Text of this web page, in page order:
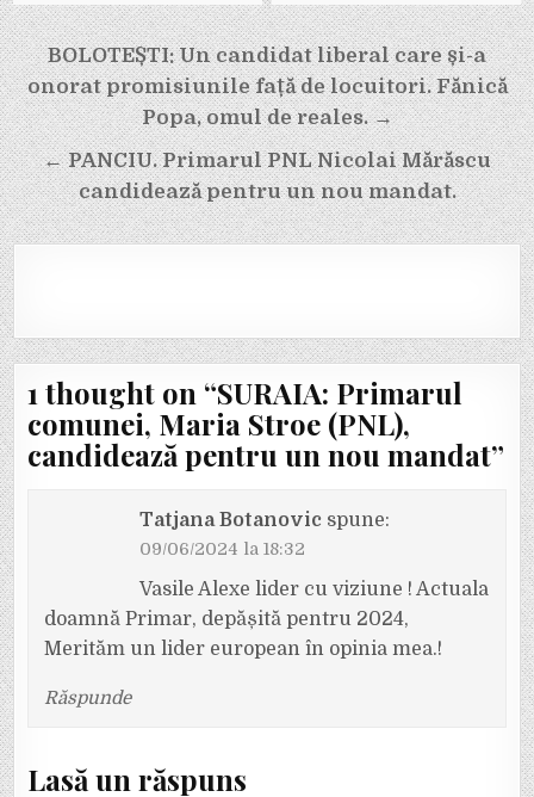
Navigare
în
articole
BOLOTEȘTI: Un candidat liberal care și-a
onorat promisiunile față de locuitori. Fănică
Popa, omul de reales. →
← PANCIU. Primarul PNL Nicolai Mărăscu
candidează pentru un nou mandat.
1 thought on “SURAIA: Primarul
comunei, Maria Stroe (PNL),
candidează pentru un nou mandat”
Tatjana Botanovic spune:
09/06/2024 la 18:32
Vasile Alexe lider cu viziune ! Actuala
doamnă Primar, depășită pentru 2024,
Merităm un lider european în opinia mea.!
Răspunde
Lasă un răspuns